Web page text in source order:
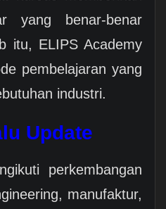
yang benar-benar
itu, ELIPS Academy
pembelajaran yang
industri.
Update
perkembangan
manufaktur,